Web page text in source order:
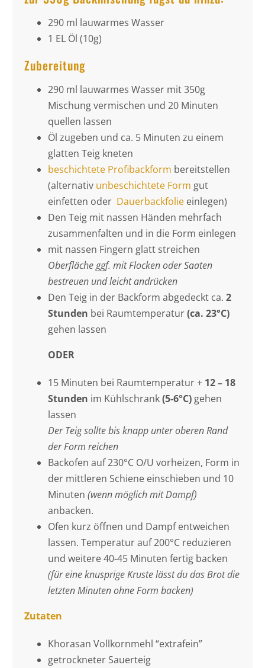
290 ml lauwarmes Wasser
1 EL Öl (10g)
Zubereitung
290 ml lauwarmes Wasser mit 350g
Mischung vermischen und 20 Minuten
quellen lassen
Öl zugeben und ca. 5 Minuten zu einem
glatten Teig kneten
beschichtete Profibackform bereitstellen
(alternativ unbeschichtete Form gut
einfetten oder Dauerbackfolieeinlegen)
Den Teig mit nassen Händen mehrfach
zusammenfalten und in die Form einlegen
mit nassen Fingern glatt streichen
Oberfläche ggf. mit Flocken oder Saaten
bestreuen und leicht andrücken
Den Teig in der Backform abgedeckt ca. 2
Stunden bei Raumtemperatur(ca. 23°C)
gehen lassen
ODER
15 Minuten bei Raumtemperatur + 12 – 18
Stunden im Kühlschrank(5-6°C)gehen
lassen
Der Teig sollte bis knapp unter oberen Rand
der Form reichen
Backofen auf 230°C O/U vorheizen, Form in
der mittleren Schiene einschieben und 10
Minuten (wenn möglich mit Dampf)
anbacken.
Ofen kurz öffnen und Dampf entweichen
lassen. Temperatur auf 200°C reduzieren
und weitere 40-45 Minuten fertig backen
(für eine knusprige Kruste lässt du das Brot die
letzten Minuten ohne Form backen)
Zutaten
Khorasan Vollkornmehl “extrafein”
getrockneter Sauerteig